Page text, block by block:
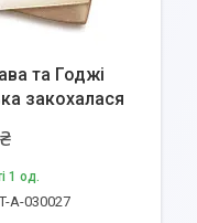
та Годжі
закохалася
1 од.
A-030027